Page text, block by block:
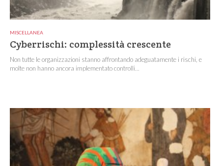
MISCELLANEA
Cyberrischi: complessità crescente
Non tutte le organizzazioni stanno affrontando adeguatamente i rischi, e
molte non hanno ancora implementato controlli...